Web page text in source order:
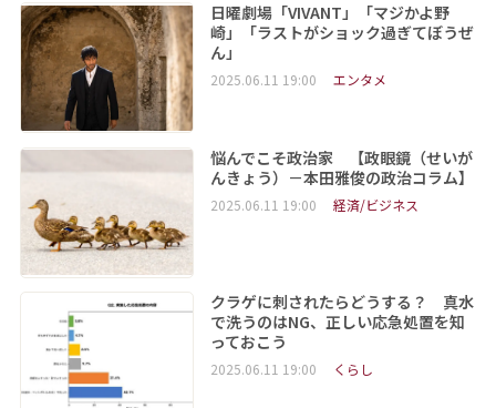
日曜劇場「VIVANT」「マジかよ野
崎」「ラストがショック過ぎてぼうぜ
ん」
2025.06.11 19:00 エンタメ
悩んでこそ政治家 【政眼鏡（せいが
んきょう）－本田雅俊の政治コラム】
2025.06.11 19:00 経済/ビジネス
クラゲに刺されたらどうする？ 真水
で洗うのはNG、正しい応急処置を知
っておこう
2025.06.11 19:00 くらし